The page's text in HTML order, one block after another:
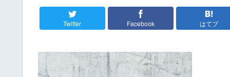
Twitter Facebook はてブ